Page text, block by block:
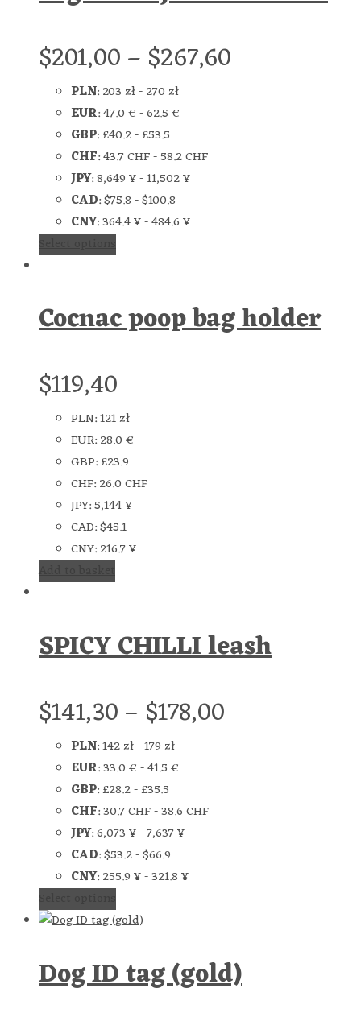
$201,00–$267,60
PLN:203 zł-270 zł
EUR:47.0 €-62.5 €
GBP:£40.2-£53.5
CHF:43.7 CHF-58.2 CHF
JPY:8,649 ¥-11,502 ¥
CAD:$75.8-$100.8
CNY:364.4 ¥-484.6 ¥
Cocnac poop bag holder
$119,40
PLN:121 zł
EUR:28.0 €
GBP:£23.9
CHF:26.0 CHF
JPY:5,144 ¥
CAD:$45.1
CNY:216.7 ¥
SPICY CHILLI leash
$141,30–$178,00
PLN:142 zł-179 zł
EUR:33.0 €-41.5 €
GBP:£28.2-£35.5
CHF:30.7 CHF-38.6 CHF
JPY:6,073 ¥-7,637 ¥
CAD:$53.2-$66.9
CNY:255.9 ¥-321.8 ¥
Dog ID tag (gold)